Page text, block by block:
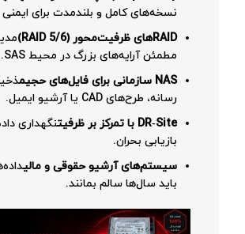
نسخه‌های کامل و بلندمدت برای ایمنی
RAIDهای ظرفیت‌محور (RAID 5/6)
مطمئن آرایه‌های بزرگ در محیط SAS.
NAS سازمانی برای فایل‌های حجیم
رسانه، طرح‌های CAD یا آرشیو ایمیل.
DR‑Site با تمرکز بر ظرفیت
نگهداری
بازیابی بحران.
سیستم‌های آرشیو حقوقی و مالی
باید سال‌ها سالم بمانند.